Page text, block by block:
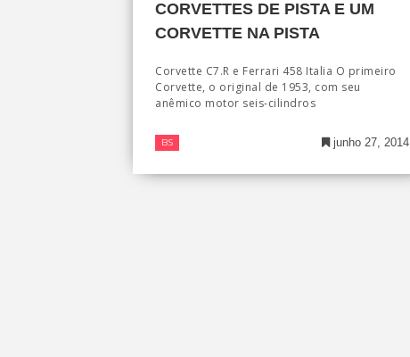
CORVETTES DE PISTA E UM
CORVETTE NA PISTA
Corvette C7.R e Ferrari 458 Italia O primeiro
Corvette, o original de 1953, com seu
anêmico motor seis-cilindros
BS junho 27, 2014